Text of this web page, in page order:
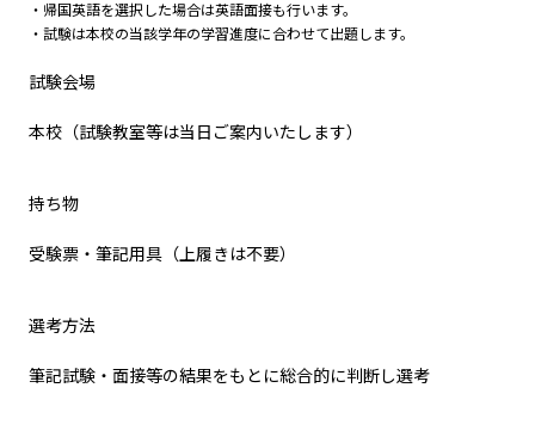
・帰国英語を選択した場合は英語面接も行います。
・試験は本校の当該学年の学習進度に合わせて出題します。
試験会場
本校（試験教室等は当日ご案内いたします）
持ち物
受験票・筆記用具（上履きは不要）
選考方法
筆記試験・面接等の結果をもとに総合的に判断し選考